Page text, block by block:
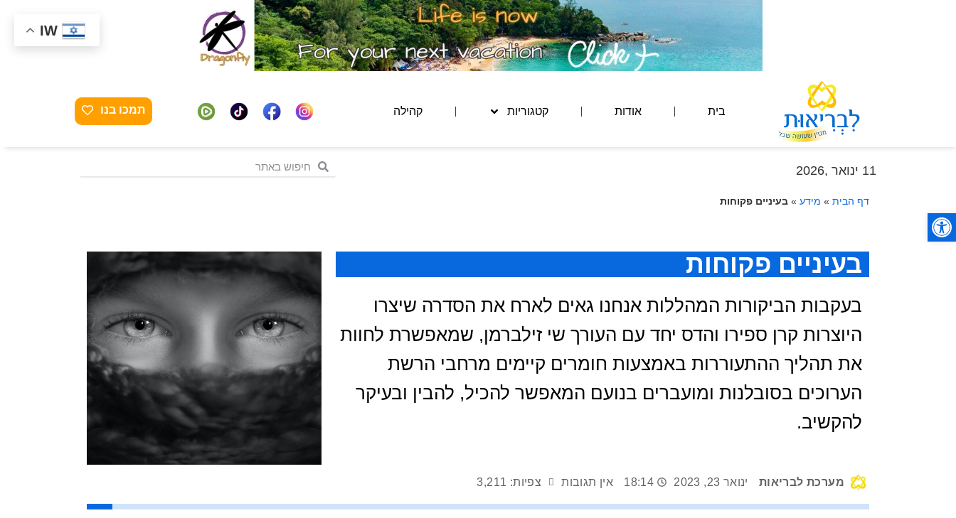
פתח סרגל נגישות
בית אודות קטגוריות קהילה תמכו בנו
11 ינואר ,2026
דף הבית » מידע » בעיניים פקוחות
בעיניים פקוחות
בעקבות הביקורות המהללות אנחנו גאים לארח את הסדרה שיצרו
היוצרות קרן ספירו והדס יחד עם העורך שי זילברמן, שמאפשרת לחוות
את תהליך ההתעוררות באמצעות חומרים קיימים מרחבי הרשת
הערוכים בסובלנות ומועברים בנועם המאפשר להכיל, להבין ובעיקר
להקשיב.
מערכת לבריאות ינואר 23, 2023 18:14 אין תגובות צפיות: 3,211
IW